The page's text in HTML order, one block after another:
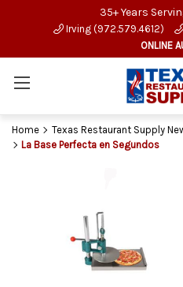
35+ Years
Irving (972.579.4612)
ONLINE
Home
Texas Restaurant Supply
La Base Perfecta en Segundos